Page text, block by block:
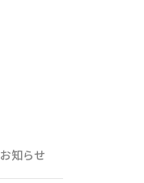
お知らせ